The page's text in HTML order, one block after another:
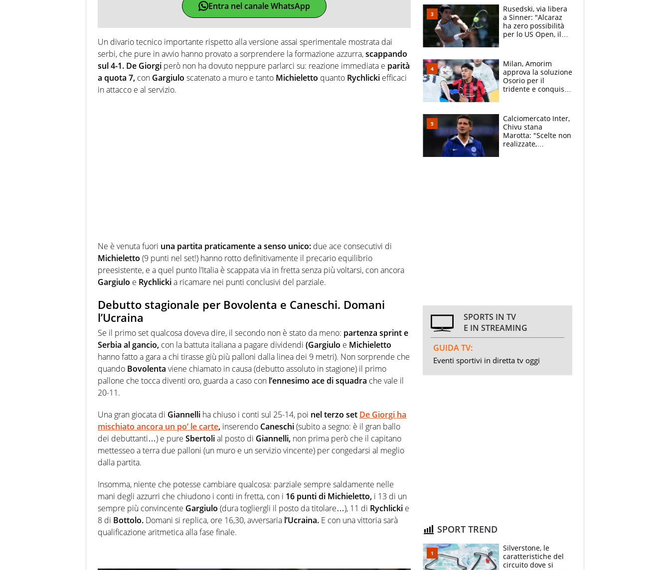
Entra nel canale WhatsApp
Un divario tecnico importante rispetto alla versione assai sperimentale mostrata dai
serbi, che pure in avvio hanno provato a sorprendere la formazione azzurra,scappando
sul 4-1. De Giorgi però non ha dovuto neppure parlarci su: reazione immediata e parità
a quota 7, con Gargiulo scatenato a muro e tanto Michieletto quanto Rychlicki efficaci
in attacco e al servizio.
Ne è venuta fuori una partita praticamente a senso unico: due ace consecutivi di
Michieletto (9 punti nel set!) hanno rotto definitivamente il precario equilibrio
preesistente, e a quel punto l’Italia è scappata via in fretta senza più voltarsi, con ancora
Gargiulo e Rychlickia ricamare nei punti conclusivi del parziale.
Debutto stagionale per Bovolenta e Caneschi. Domani
l’Ucraina
Se il primo set qualcosa doveva dire, il secondo non è stato da meno: partenza sprint e
Serbia al gancio, con la battuta italiana a pagare dividendi (Gargiulo e Michieletto
hanno fatto a gara a chi tirasse giù più palloni dalla linea dei 9 metri). Non sorprende che
quando Bovolenta viene chiamato in causa (debutto assoluto in stagione) il primo
pallone che tocca diventi oro, guarda a caso con l’ennesimo ace di squadra che vale il
20-11.
Una gran giocata di Giannelli ha chiuso i conti sul 25-14, poi nel terzo set De Giorgi ha
mischiato ancora un po’ le carte, inserendo Caneschi(subito a segno: è il gran ballo
dei debuttanti…) e pure Sbertolial posto di Giannelli, non prima però che il capitano
mettesseo a terra due palloni (un muro e un servizio vincente) per congedarsi al meglio
dalla partita.
Insomma, niente che potesse cambiare qualcosa: parziale sempre saldamente nelle
mani degli azzurri che chiudono i conti in fretta, con i 16 punti di Michieletto, i 13 di un
sempre più convincente Gargiulo (dura togliergli il posto da titolare…), 11 di Rychlicki e
8 di Bottolo. Domani si replica, ore 16,30, avversaria l’Ucraina. E con una vittoria sarà
qualificazione aritmetica alla fase finale.
Rusedski, via libera
a Sinner: "Alcaraz
ha zero possibilità
per lo US Open, il
Milan, Amorim
approva la soluzione
Osorio per il
tridente e conquista
Allegri
Calciomercato Inter,
Chivu stana
Marotta: "Scelte non
realizzate,
SPORTS IN TV
E IN STREAMING
GUIDA TV:
Eventi sportivi in diretta tv oggi
SPORT TREND
Silverstone, le
caratteristiche del
circuito dove si